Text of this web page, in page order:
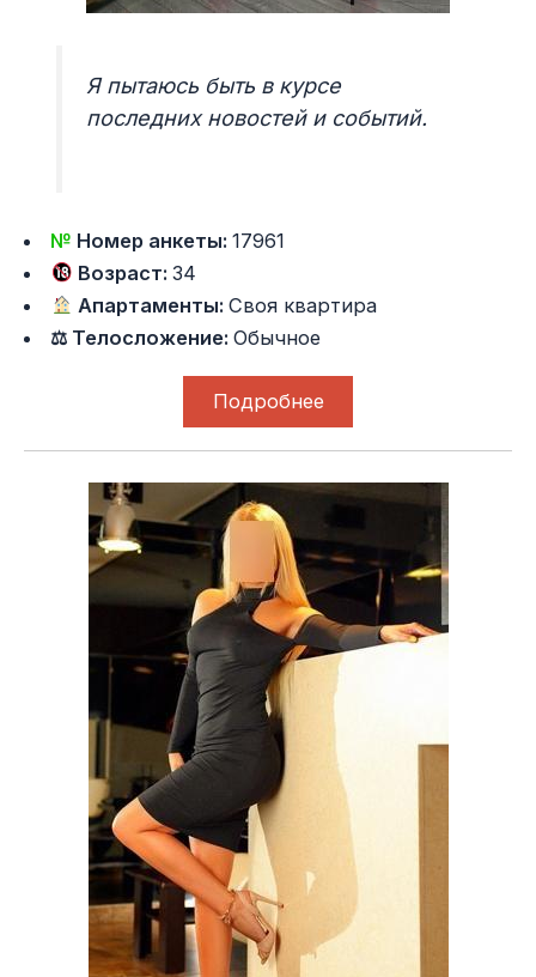
Я пытаюсь быть в курсе
последних новостей и событий.
№ Номер анкеты:17961
Возраст:34
Апартаменты:Своя квартира
⚖ Телосложение:Обычное
Подробнее